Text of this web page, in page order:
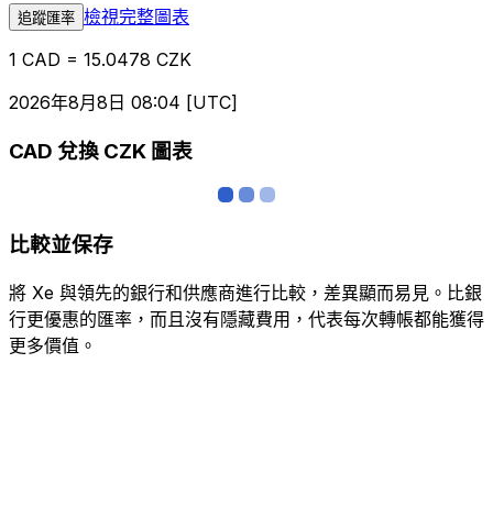
追蹤匯率 檢視完整圖表
1 CAD = 15.0478 CZK
2026年8月8日 08:04 [UTC]
CAD 兌換 CZK 圖表
比較並保存
將 Xe 與領先的銀行和供應商進行比較，差異顯而易見。比銀
行更優惠的匯率，而且沒有隱藏費用，代表每次轉帳都能獲得
更多價值。